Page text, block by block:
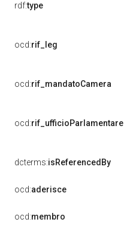
rdf:type
ocd:rif_leg
ocd:rif_mandatoCamera
ocd:rif_ufficioParlamentare
dcterms:isReferencedBy
ocd:aderisce
ocd:membro